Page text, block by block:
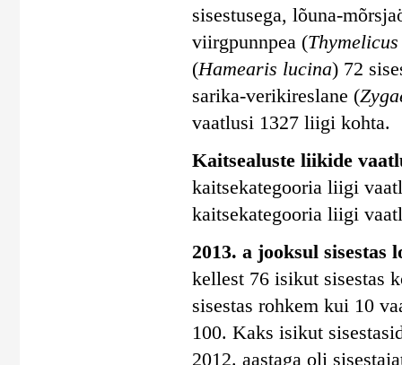
sisestusega, lõuna-
viirgpunnpea (
(Hamearis lucina) 72
sarika-verikireslane (
vaatlusi 1327 liigi kohta.
Kaitsealuste liikide
kaitsekategooria liigi
kaitsekategooria liigi
2013. a jooksul sisestas
kellest 76 isikut sisestas
sisestas rohkem kui 10
100. Kaks isikut
2012. aastaga oli